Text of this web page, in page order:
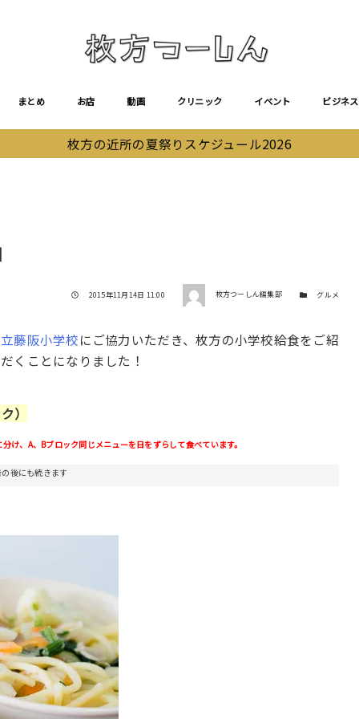
まとめ お店 動画 クリニック イベント ビジネス
枚方の近所の夏祭りスケジュール2026
投稿日
2015年11月14日 11:00 著者 枚方つーしん編集部 カテゴリー
グルメ
藤阪小学校にご協力いただき、枚方の小学校給食をご紹
くことになりました！
）
、A、Bブロック同じメニューを日をずらして食べています。
後にも続きます